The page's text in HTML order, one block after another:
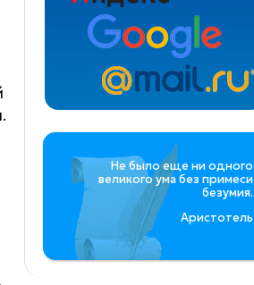
Не было еще ни одного
великого ума без примеси
безумия.
Аристотель